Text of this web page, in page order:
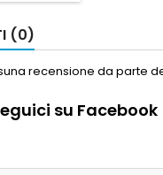
(0)
recensione da parte
su Facebook